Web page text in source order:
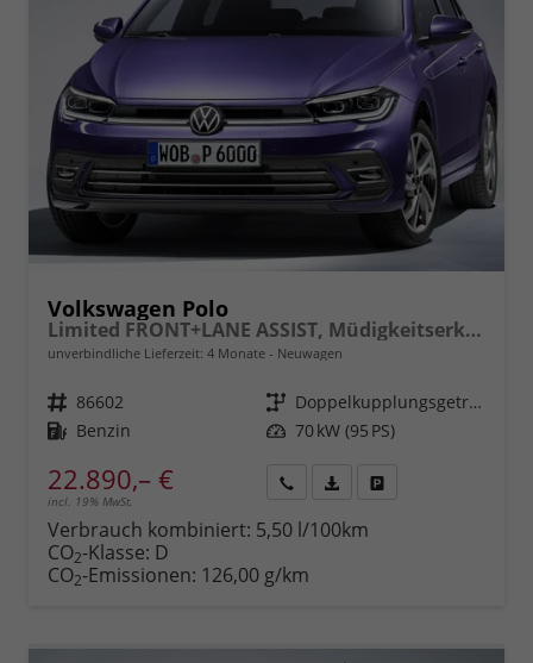
Volkswagen Polo
Limited FRONT+LANE ASSIST, Müdigkeitserkennung, REAR Berganfahrassistent, ISOFIX, eCall, LED, Digital Cockpit, App Connect, CLIMATIC, 15" ALU uvm.
unverbindliche Lieferzeit: 4 Monate Neuwagen
Fahrzeugnr. 86602 Getriebe
Doppelkupplungsgetriebe (DSG)
Kraftstoff Benzin Leistung 70 kW (95 PS)
22.890,– €
incl. 19% MwSt.
anfordern
Datei,
Verbrauch kombiniert: 5,50 l/100km
CO2-Klasse: D
CO2-Emissionen: 126,00 g/km